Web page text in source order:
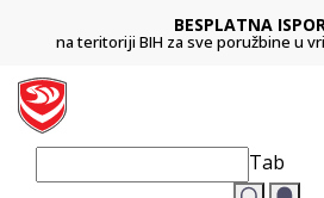
BESPLATNA
na teritoriji BIH za sve poružbine u
Tab